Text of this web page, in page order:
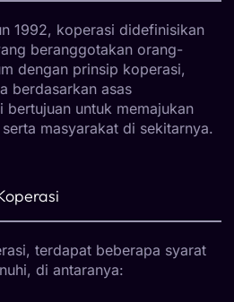
1992, koperasi didefinisikan
beranggotakan orang-
dengan prinsip koperasi,
berdasarkan asas
bertujuan untuk memajukan
masyarakat di sekitarnya.
terdapat beberapa syarat
di antaranya: